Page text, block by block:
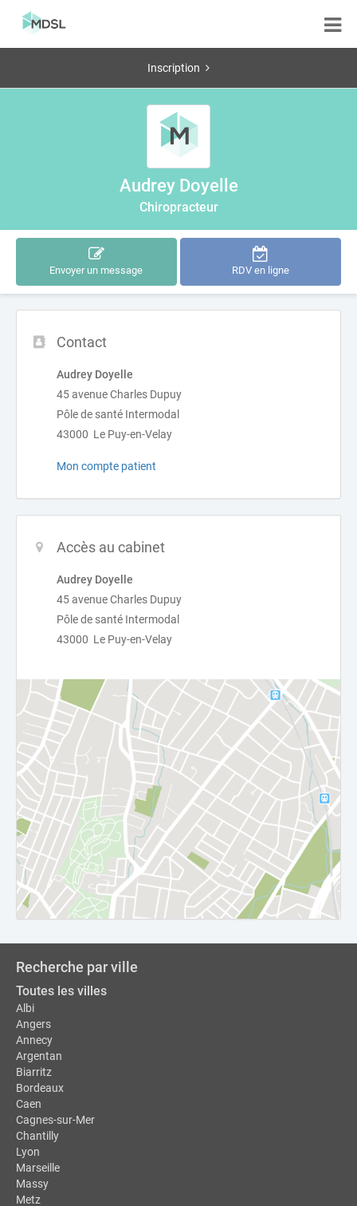
Inscription
Audrey Doyelle
Chiropracteur
Envoyer un message RDV en ligne
Contact
Audrey Doyelle
45 avenue Charles Dupuy
Pôle de santé Intermodal
43000 Le Puy-en-Velay
Mon compte patient
Accès au cabinet
Audrey Doyelle
45 avenue Charles Dupuy
Pôle de santé Intermodal
43000 Le Puy-en-Velay
Recherche par ville
Toutes les villes
Albi
Angers
Annecy
Argentan
Biarritz
Bordeaux
Caen
Cagnes-sur-Mer
Chantilly
Lyon
Marseille
Massy
Metz